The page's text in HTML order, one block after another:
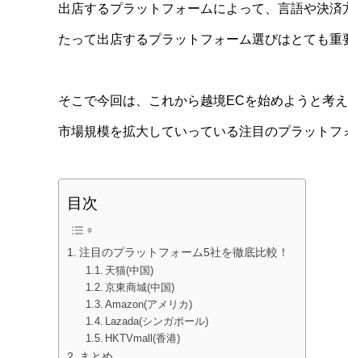
出店するプラットフォームによって、言語や決
たって出店するプラットフォーム選びはとても重
そこで今回は、これから越境ECを始めようと考
市場規模を拡大していっている注目のプラット
目次
注目のプラットフォーム5社を徹底比較！
天猫(中国)
京東商城(中国)
Amazon(アメリカ)
Lazada(シンガポール)
HKTVmall(香港)